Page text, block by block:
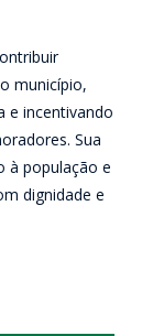
município,
e incentivando
Sua
à população e
dignidade e